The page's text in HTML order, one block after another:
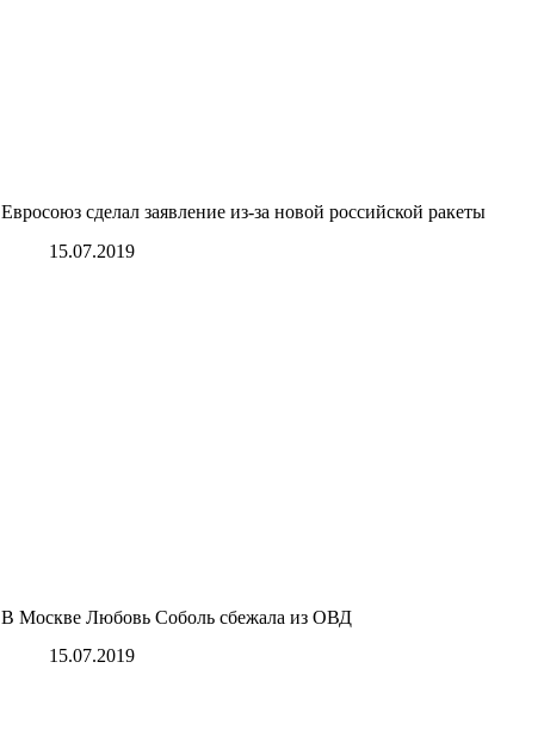
Евросоюз сделал заявление из-за новой российской ракеты
15.07.2019
В Москве Любовь Соболь сбежала из ОВД
15.07.2019